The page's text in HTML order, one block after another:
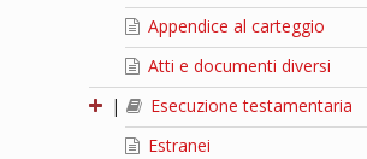
Appendice al carteggio
Atti e documenti diversi
|
Esecuzione testamentaria
Estranei